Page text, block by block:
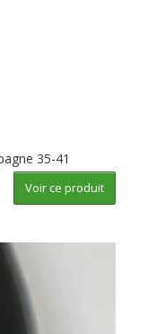
35-41
Voir ce produit